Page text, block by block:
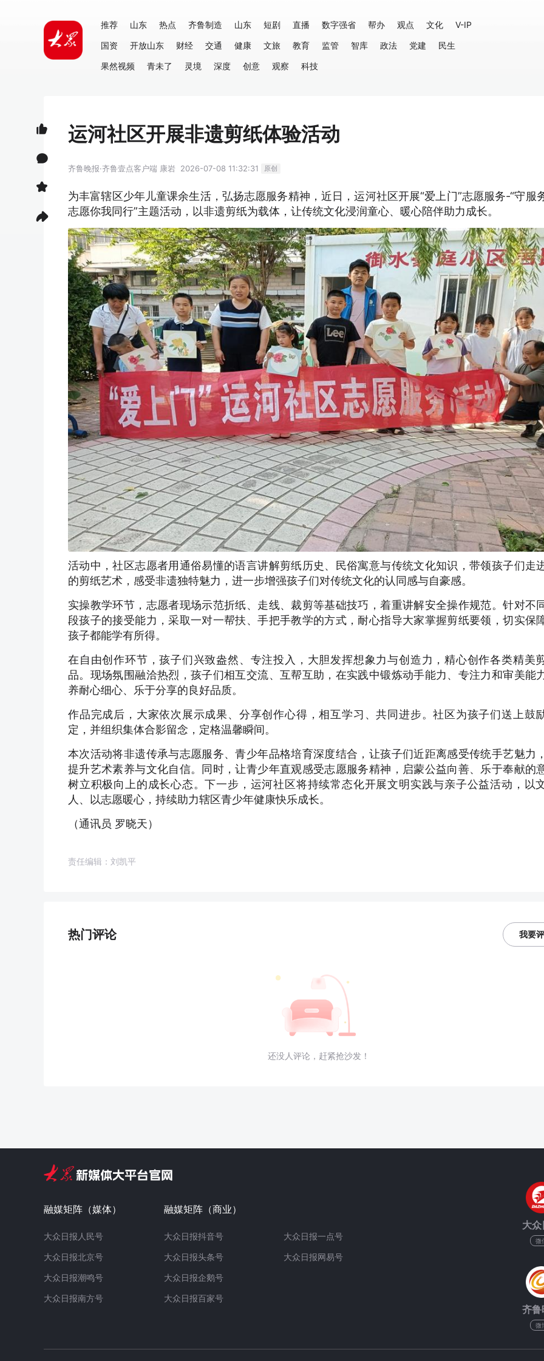
推荐 山东 热点 齐鲁制造 山东 短剧 直播 数字强省 帮办 观点 文化
V-IP
国资
开放山东 财经 交通 健康 文旅 教育 监管 智库 政法 党建
民生
果然视频
青未了 灵境 深度 创意 观察 科技
运河社区开展非遗剪纸体验活动
齐鲁晚报·齐鲁壹点客户端 康岩 2026-07-08 11:32:31 原创
为丰富辖区少年儿童课余生活，弘扬志愿服务精神，近日，运河社区开展“爱上门”志愿服务-“守服
志愿你我同行”主题活动，以非遗剪纸为载体，让传统文化浸润童心、暖心陪伴助力成长。
活动中，社区志愿者用通俗易懂的语言讲解剪纸历史、民俗寓意与传统文化知识，带领孩子们走
的剪纸艺术，感受非遗独特魅力，进一步增强孩子们对传统文化的认同感与自豪感。
实操教学环节，志愿者现场示范折纸、走线、裁剪等基础技巧，着重讲解安全操作规范。针对不
段孩子的接受能力，采取一对一帮扶、手把手教学的方式，耐心指导大家掌握剪纸要领，切实保
孩子都能学有所得。
在自由创作环节，孩子们兴致盎然、专注投入，大胆发挥想象力与创造力，精心创作各类精美
品。现场氛围融洽热烈，孩子们相互交流、互帮互助，在实践中锻炼动手能力、专注力和审美能
养耐心细心、乐于分享的良好品质。
作品完成后，大家依次展示成果、分享创作心得，相互学习、共同进步。社区为孩子们送上鼓
定，并组织集体合影留念，定格温馨瞬间。
本次活动将非遗传承与志愿服务、青少年品格培育深度结合，让孩子们近距离感受传统手艺魅力
提升艺术素养与文化自信。同时，让青少年直观感受志愿服务精神，启蒙公益向善、乐于奉献的
树立积极向上的成长心态。下一步，运河社区将持续常态化开展文明实践与亲子公益活动，以
人、以志愿暖心，持续助力辖区青少年健康快乐成长。
（通讯员 罗晓天）
责任编辑：刘凯平
热门评论 我要
还没人评论，赶紧抢沙发！
融媒矩阵（媒体）
大众日报人民号
大众日报北京号
大众日报潮鸣号
大众日报南方号
融媒矩阵（商业）
大众日报抖音号
大众日报头条号
大众日报企鹅号
大众日报百家号
大众日报一点号
大众日报网易号
大
微
齐鲁
微